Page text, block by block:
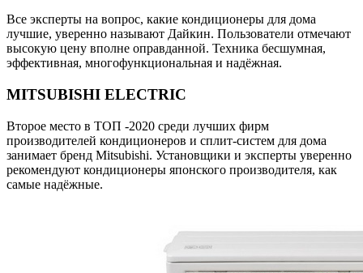
Все эксперты на вопрос, какие кондиционеры для дома
лучшие, уверенно называют Дайкин. Пользователи отмечают
высокую цену вполне оправданной. Техника бесшумная,
эффективная, многофункциональная и надёжная.
MITSUBISHI ELECTRIC
Второе место в ТОП -2020 среди лучших фирм
производителей кондиционеров и сплит-систем для дома
занимает бренд Mitsubishi. Установщики и эксперты уверенно
рекомендуют кондиционеры японского производителя, как
самые надёжные.